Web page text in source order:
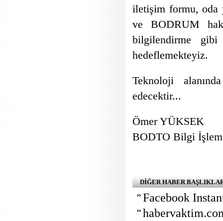
iletişim formu, oda
ve BODRUM
bilgilendirme gibi
hedeflemekteyiz.
Teknoloji
edecektir...
Ömer YÜKSEK
BODTO Bilgi
DİĞER HABER
Facebook